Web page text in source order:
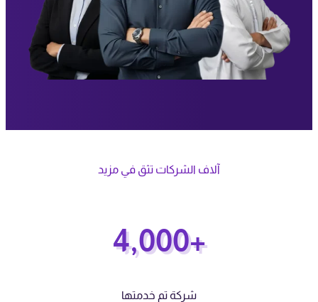
آلاف الشركات تثق في مزيد
+4,000
شركة تم خدمتها